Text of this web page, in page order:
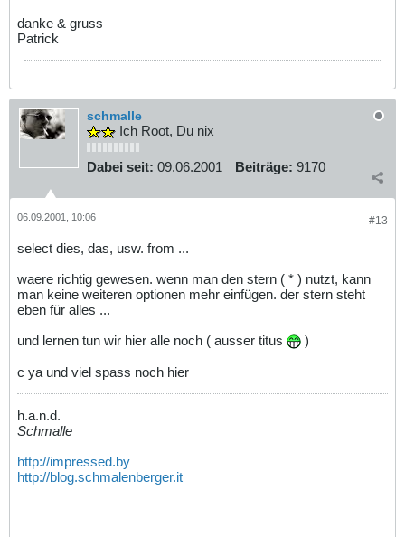
danke & gruss
Patrick
schmalle
Ich Root, Du nix
Dabei seit: 09.06.2001 Beiträge: 9170
#13
06.09.2001, 10:06
select dies, das, usw. from ...
waere richtig gewesen. wenn man den stern ( * ) nutzt, kann
man keine weiteren optionen mehr einfügen. der stern steht
eben für alles ...
und lernen tun wir hier alle noch ( ausser titus
)
c ya und viel spass noch hier
h.a.n.d.
Schmalle
http://impressed.by
http://blog.schmalenberger.it